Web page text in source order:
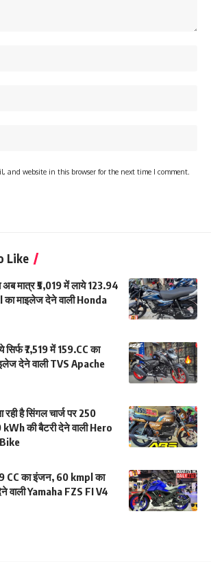
and website in this browser for the next time I comment.
Like
अब मात्र ₹5,019 में लाये 123.94
माइलेज देने वाली Honda
₹7,519 में 159.CC का
देने वाली TVS Apache
है सिंगल चार्ज पर 250
की बैटरी देने वाली Hero
CC का इंजन, 60 kmpl का
Yamaha FZS FI V4